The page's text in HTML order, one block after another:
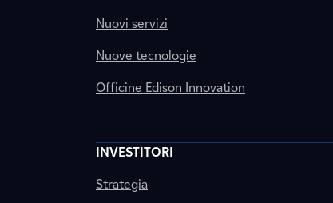
Nuovi servizi
Nuove tecnologie
Officine Edison Innovation
INVESTITORI
Strategia